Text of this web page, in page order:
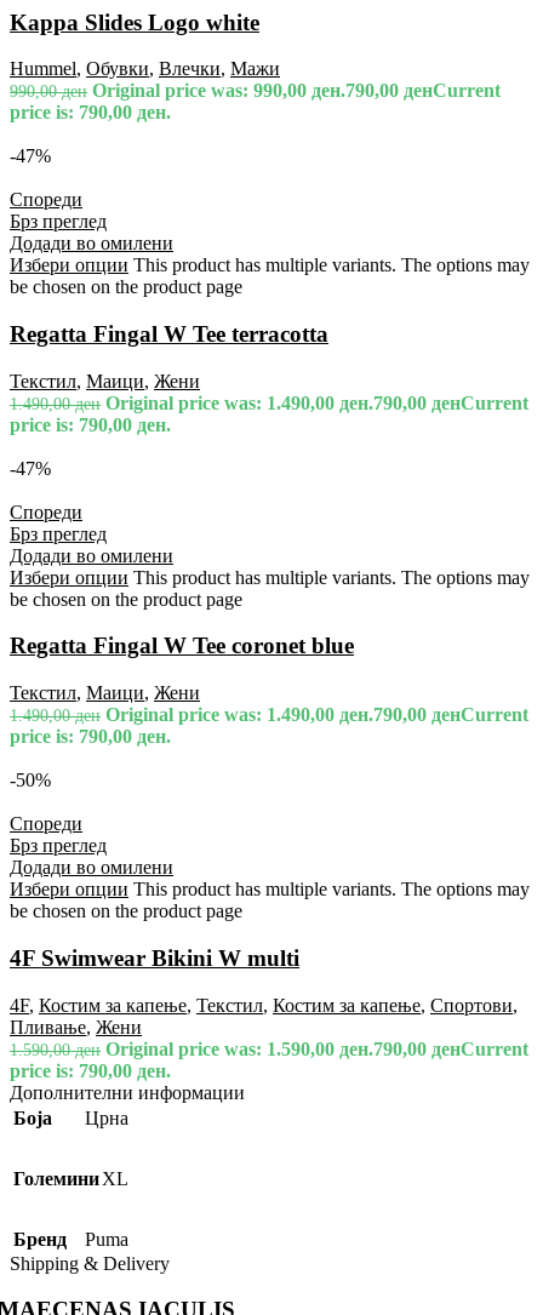
Kappa Slides Logo white
Hummel, Обувки, Влечки, Мажи
990,00ден Original price was: 990,00 ден.790,00 денCurrent
price is: 790,00 ден.
-47%
Спореди
Брз преглед
Додади во омилени
Избери опции This product has multiple variants. The options may
be chosen on the product page
Regatta Fingal W Tee terracotta
Текстил, Маици, Жени
1.490,00ден Original price was: 1.490,00 ден.790,00 денCurrent
price is: 790,00 ден.
-47%
Спореди
Брз преглед
Додади во омилени
Избери опции This product has multiple variants. The options may
be chosen on the product page
Regatta Fingal W Tee coronet blue
Текстил, Маици, Жени
1.490,00ден Original price was: 1.490,00 ден.790,00 денCurrent
price is: 790,00 ден.
-50%
Спореди
Брз преглед
Додади во омилени
Избери опции This product has multiple variants. The options may
be chosen on the product page
4F Swimwear Bikini W multi
4F, Костим за капење, Текстил, Костим за капење, Спортови,
Пливање, Жени
1.590,00ден Original price was: 1.590,00 ден.790,00 денCurrent
price is: 790,00 ден.
Дополнителни информации
Боја
Црна
ГолеминиXL
Бренд
Puma
Shipping & Delivery